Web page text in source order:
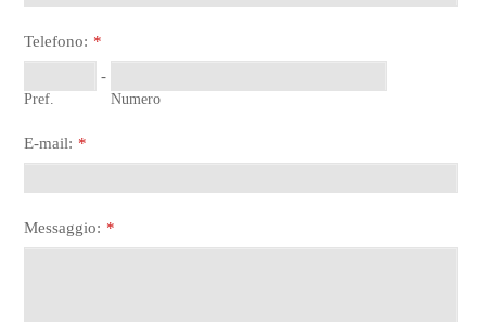
Telefono: *
Pref.
-
Numero
E-mail: *
Messaggio: *